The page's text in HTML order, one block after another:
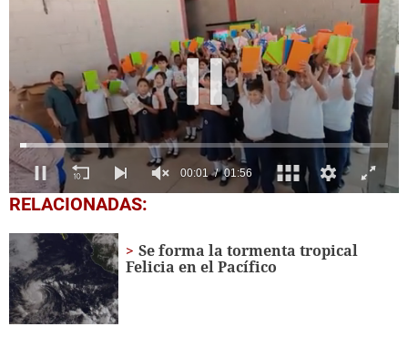
0
of
minute,
56
seconds
RELACIONADAS:
Se forma la tormenta tropical
Felicia en el Pacífico